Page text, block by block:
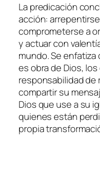
La predicación
acción:
comprometerse a
y actuar con
mundo. Se
es obra de Dios,
responsabilidad de
compartir su
Dios que use a su
quienes están
propia